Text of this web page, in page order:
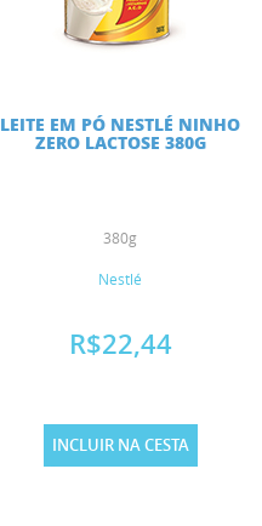
LEITE EM PÓ NESTLÉ NINHO
ZERO LACTOSE 380G
380g
Nestlé
R$22,44
INCLUIR NA CESTA